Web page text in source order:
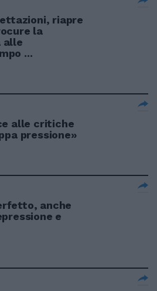
riapre
la
alle
...
alle critiche
pressione»
anche
e